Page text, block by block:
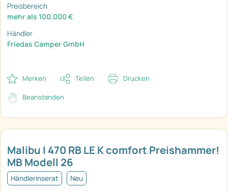
Malibu I 470 RB LE K comfort Preishammer!
MB Modell 26
Händlerinserat Neu
Preisbereich
mehr als 100.000 €
Händler
Friedas Camper GmbH
Merken Teilen Drucken
Beanstanden